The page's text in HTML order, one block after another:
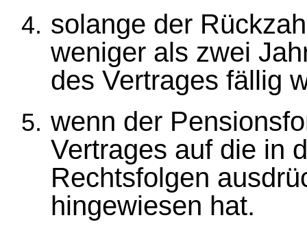
solange der
weniger als zwei
des Vertrages fällig
wenn der
Vertrages auf die in
Rechtsfolgen
hingewiesen hat.